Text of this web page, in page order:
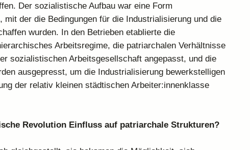
Der sozialistische Aufbau war eine Form
mit der die Bedingungen für die Industrialisierung und die
wurden. In den Betrieben etablierte die
Arbeitsregime, die patriarchalen Verhältnisse
sozialistischen Arbeitsgesellschaft angepasst, und die
ausgepresst, um die Industrialisierung bewerkstelligen
der relativ kleinen städtischen Arbeiter:innenklasse
Revolution Einfluss auf patriarchale Strukturen?